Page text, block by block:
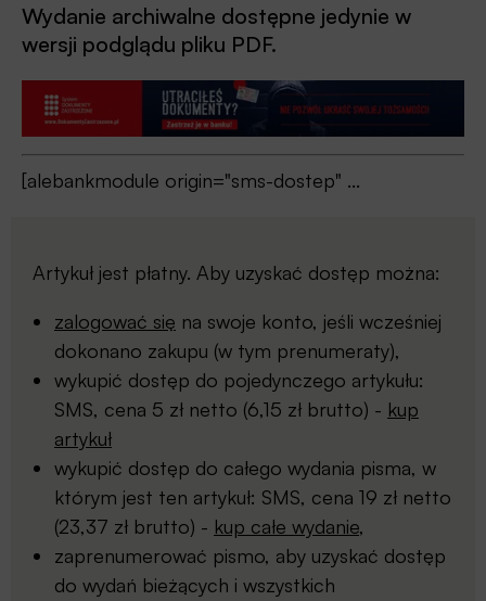
Wydanie archiwalne dostępne jedynie w
wersji podglądu pliku PDF.
[alebankmodule origin="sms-dostep" ...
Artykuł jest płatny. Aby uzyskać dostęp można:
zalogować się na swoje konto, jeśli wcześniej
dokonano zakupu (w tym prenumeraty),
wykupić dostęp do pojedynczego artykułu:
SMS, cena 5 zł netto (6,15 zł brutto) - kup
artykuł
wykupić dostęp do całego wydania pisma, w
którym jest ten artykuł: SMS, cena 19 zł netto
(23,37 zł brutto) - kup całe wydanie,
zaprenumerować pismo, aby uzyskać dostęp
do wydań bieżących i wszystkich